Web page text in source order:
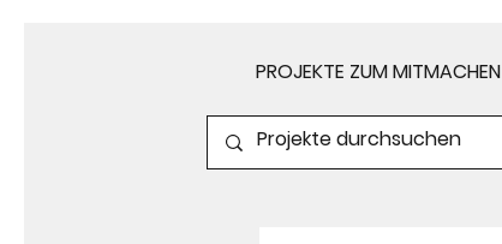
PROJEKTE ZUM MITMACHEN